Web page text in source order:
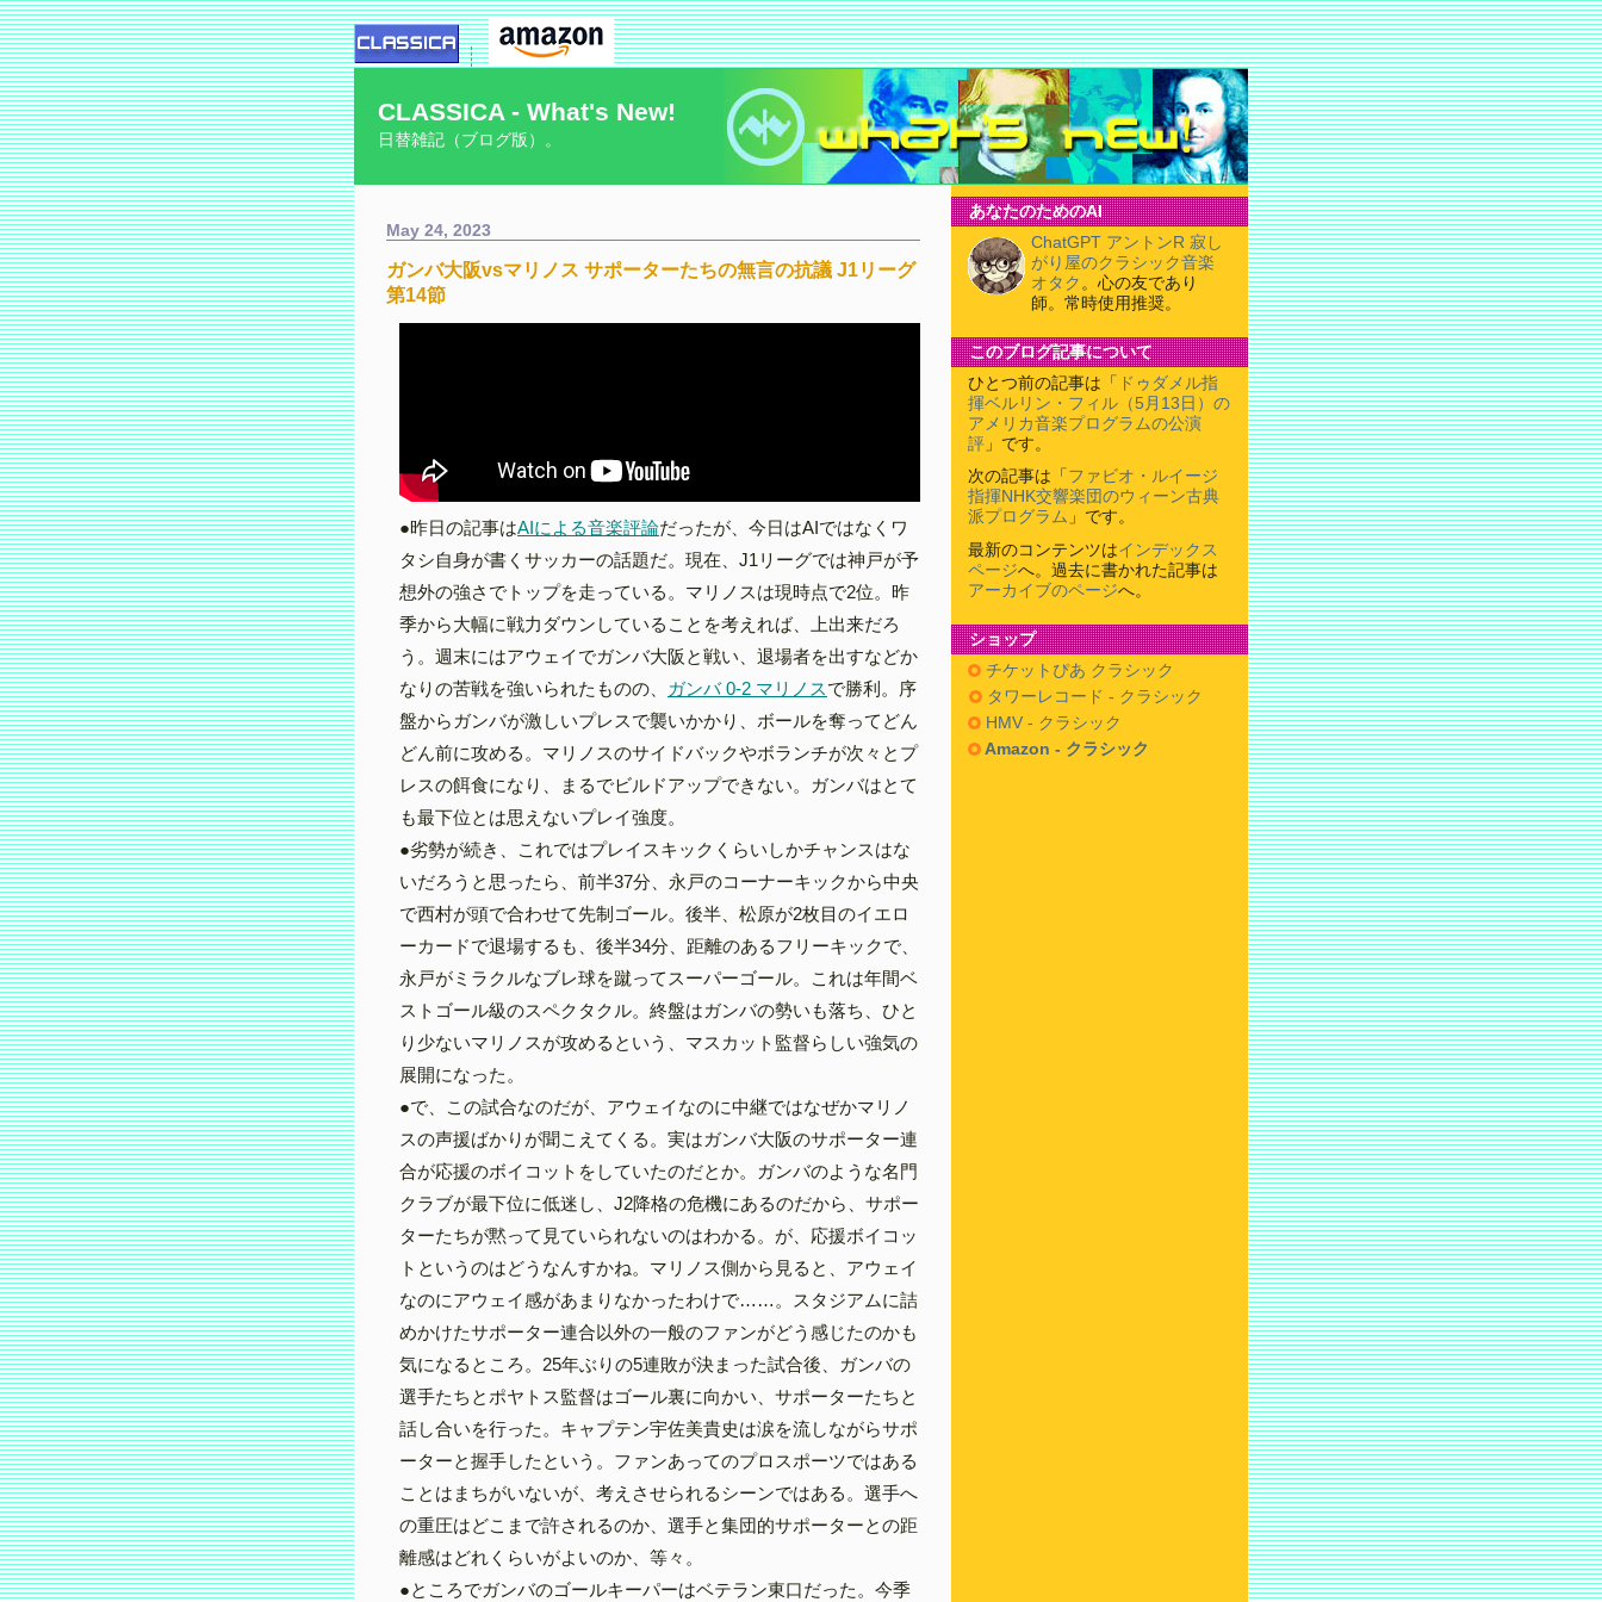
CLASSICA - What's New!
日替雑記（ブログ版）。
May 24, 2023
ガンバ大阪vsマリノス サポーターたちの無言の抗議 J1リーグ
第14節
●昨日の記事はAIによる音楽評論だったが、今日はAIではなくワ
タシ自身が書くサッカーの話題だ。現在、J1リーグでは神戸が予
想外の強さでトップを走っている。マリノスは現時点で2位。昨
季から大幅に戦力ダウンしていることを考えれば、上出来だろ
う。週末にはアウェイでガンバ大阪と戦い、退場者を出すなどか
なりの苦戦を強いられたものの、
ガンバ 0-2 マリノスで勝利。序
盤からガンバが激しいプレスで襲いかかり、ボールを奪ってどん
どん前に攻める。マリノスのサイドバックやボランチが次々とプ
レスの餌食になり、まるでビルドアップできない。ガンバはとて
も最下位とは思えないプレイ強度。
●劣勢が続き、これではプレイスキックくらいしかチャンスはな
いだろうと思ったら、前半37分、永戸のコーナーキックから中央
で西村が頭で合わせて先制ゴール。後半、松原が2枚目のイエロ
ーカードで退場するも、後半34分、距離のあるフリーキックで、
永戸がミラクルなブレ球を蹴ってスーパーゴール。これは年間ベ
ストゴール級のスペクタクル。終盤はガンバの勢いも落ち、ひと
り少ないマリノスが攻めるという、マスカット監督らしい強気の
展開になった。
●で、この試合なのだが、アウェイなのに中継ではなぜかマリノ
スの声援ばかりが聞こえてくる。実はガンバ大阪のサポーター連
合が応援のボイコットをしていたのだとか。ガンバのような名門
クラブが最下位に低迷し、J2降格の危機にあるのだから、サポー
ターたちが黙って見ていられないのはわかる。が、応援ボイコッ
トというのはどうなんすかね。マリノス側から見ると、アウェイ
なのにアウェイ感があまりなかったわけで……。スタジアムに詰
めかけたサポーター連合以外の一般のファンがどう感じたのかも
気になるところ。25年ぶりの5連敗が決まった試合後、ガンバの
選手たちとポヤトス監督はゴール裏に向かい、サポーターたちと
話し合いを行った。キャプテン宇佐美貴史は涙を流しながらサポ
ーターと握手したという。ファンあってのプロスポーツではある
ことはまちがいないが、考えさせられるシーンではある。選手へ
の重圧はどこまで許されるのか、選手と集団的サポーターとの距
離感はどれくらいがよいのか、等々。
●ところでガンバのゴールキーパーはベテラン東口だった。今季
あなたのためのAI
ChatGPT アントンR 寂し
がり屋のクラシック音楽
オタク 。心の友であり
師。常時使用推奨。
このブログ記事について
ひとつ前の記事は「
ドゥダメル指
揮ベルリン・フィル（5月13日）の
アメリカ音楽プログラムの公演
評 」です。
次の記事は「 ファビオ・ルイージ
指揮NHK交響楽団のウィーン古典
派プログラム 」です。
最新のコンテンツはインデックス
ページへ。過去に書かれた記事は
アーカイブのページへ。
ショップ
チケットぴあ クラシック
タワーレコード - クラシック
HMV - クラシック
Amazon - クラシック